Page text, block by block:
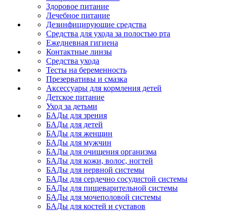
Здоровое питание
Лечебное питание
Дезинфицирующие средства
Средства для ухода за полостью рта
Ежедневная гигиена
Контактные линзы
Средства ухода
Тесты на беременность
Презервативы и смазка
Аксессуары для кормления детей
Детское питание
Уход за детьми
БАДы для зрения
БАДы для детей
БАДы для женщин
БАДы для мужчин
БАДы для очищения организма
БАДы для кожи, волос, ногтей
БАДы для нервной системы
БАДы для сердечно сосудистой системы
БАДы для пищеварительной системы
БАДы для мочеполовой системы
БАДы для костей и суставов